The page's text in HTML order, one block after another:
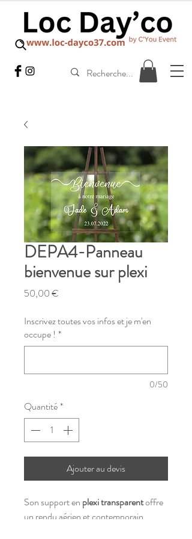
DEPA4-Panneau
bienvenue sur plexi
50,00 €
Inscrivez toutes vos infos et je m'en
occupe ! *
0/50
Quantité*
Ajouter au devis
Son support en plexi transparentoffre
un rendu aérien et contemporain,